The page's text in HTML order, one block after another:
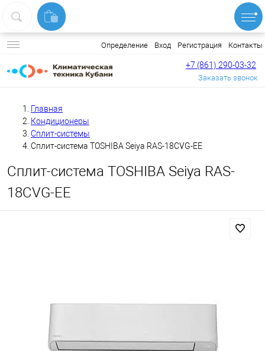
Определение Вход Регистрация Контакты
+7 (861) 290-03-32
Заказать звонок
Главная
Кондиционеры
Сплит-системы
Сплит-система TOSHIBA Seiya RAS-18CVG-EE
Сплит-система TOSHIBA Seiya RAS-
18CVG-EE